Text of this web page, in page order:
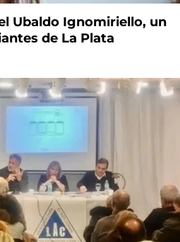
Ubaldo Ignomiriello, un
de La Plata